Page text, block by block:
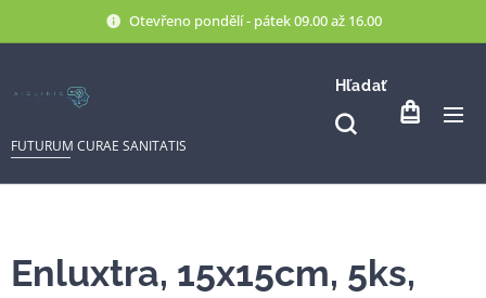
Otevřeno pondělí - pátek 09.00 až 16.00
FUTURUM CURAE SANITATIS
Hľadať
Enluxtra, 15x15cm, 5ks,